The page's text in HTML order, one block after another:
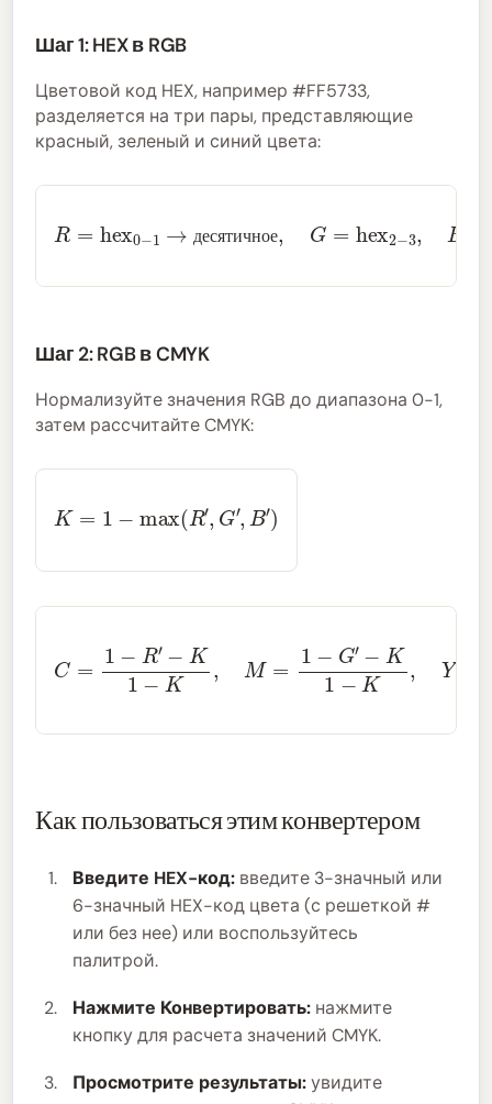
Шаг 1: HEX в RGB
Цветовой код HEX, например #FF5733,
разделяется на три пары, представляющие
красный, зеленый и синий цвета:
д е ся ти чн о е
R= hex0− десятичное G= hex2− hex
Шаг 2: RGB в CMYK
Нормализуйте значения RGB до диапазона 0-1,
затем рассчитайте CMYK:
=1 max(R′,G ′,B′
R K1− M= K 1−B K1
Как пользоваться этим конвертером
Введите HEX-код: введите 3-значный или
6-значный HEX-код цвета (с решеткой #
или без нее) или воспользуйтесь
палитрой.
Нажмите Конвертировать: нажмите
кнопку для расчета значений CMYK.
Просмотрите результаты:увидите